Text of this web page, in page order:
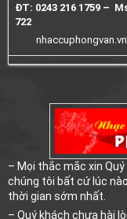
ĐT: 0243 216 1759 –
722
– Mọi thắc mắc xin
chúng tôi bất cứ lúc
thời gian sớm nhất.
– Quý khách chưa hài